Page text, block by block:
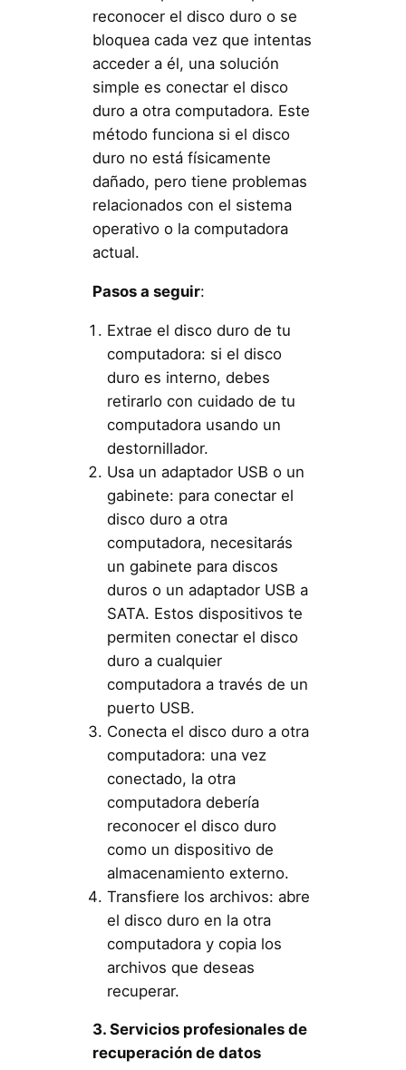
reconocer el disco duro o se
bloquea cada vez que intentas
acceder a él, una solución
simple es conectar el disco
duro a otra computadora. Este
método funciona si el disco
duro no está físicamente
dañado, pero tiene problemas
relacionados con el sistema
operativo o la computadora
actual.
Pasos a seguir:
Extrae el disco duro de tu
computadora: si el disco
duro es interno, debes
retirarlo con cuidado de tu
computadora usando un
destornillador.
Usa un adaptador USB o un
gabinete: para conectar el
disco duro a otra
computadora, necesitarás
un gabinete para discos
duros o un adaptador USB a
SATA. Estos dispositivos te
permiten conectar el disco
duro a cualquier
computadora a través de un
puerto USB.
Conecta el disco duro a otra
computadora: una vez
conectado, la otra
computadora debería
reconocer el disco duro
como un dispositivo de
almacenamiento externo.
Transfiere los archivos: abre
el disco duro en la otra
computadora y copia los
archivos que deseas
recuperar.
3. Servicios profesionales de
recuperación de datos